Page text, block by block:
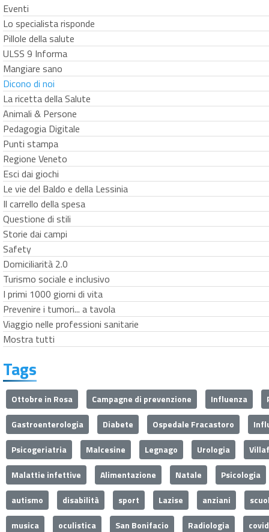
Eventi
Lo specialista risponde
Pillole della salute
ULSS 9 Informa
Mangiare sano
Dicono di noi
La ricetta della Salute
Animali & Persone
Pedagogia Digitale
Punti stampa
Regione Veneto
Esci dai giochi
Le vie del Baldo e della Lessinia
Il carrello della spesa
Questione di stili
Storie dai campi
Safety
Domiciliarità 2.0
Turismo sociale e inclusivo
I primi 1000 giorni di vita
Prevenire i tumori... a tavola
Viaggio nelle professioni sanitarie
Mostra tutti
Tags
Ottobre in Rosa Campagne di prevenzione Influenza
Gastroenterologia
Diabete Ospedale Fracastoro
Psicogeriatria
Malcesine Legnago Urologia
Malattie infettive
Alimentazione Natale
Psicologia
autismo
disabilità sport Lazise anziani
musica
oculistica San Bonifacio Radiologia